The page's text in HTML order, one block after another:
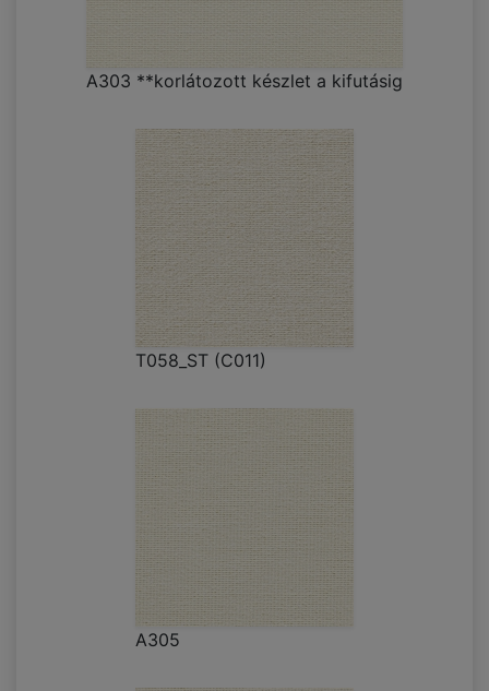
A303 **korlátozott készlet a kifutásig
T058_ST (C011)
A305